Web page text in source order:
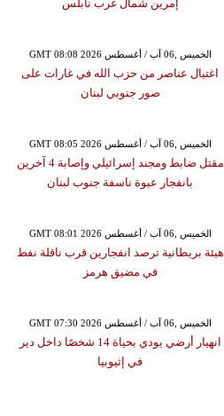
إمرين شمال غرب نابلس
GMT 08:08 2026 الخميس ,06 آب / أغسطس
اغتيال عناصر من حزب الله في غارات على
صور جنوبي لبنان
GMT 08:05 2026 الخميس ,06 آب / أغسطس
مقتل ضابط ومجند إسرائيلي وإصابة 4 آخرين
بانفجار عبوة ناسفة جنوب لبنان
GMT 08:01 2026 الخميس ,06 آب / أغسطس
هيئة بريطانية ترصد انفجارين قرب ناقلة نفط
في مضيق هرمز
GMT 07:30 2026 الخميس ,06 آب / أغسطس
انهيار أرضي يودي بحياة 14 شخصًا داخل دير
في إثيوبيا